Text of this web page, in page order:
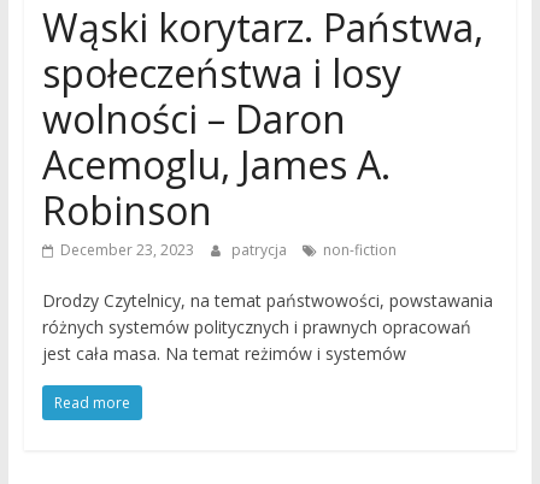
Wąski korytarz. Państwa,
społeczeństwa i losy
wolności – Daron
Acemoglu, James A.
Robinson
December 23, 2023 patrycja non-fiction
Drodzy Czytelnicy, na temat państwowości, powstawania
różnych systemów politycznych i prawnych opracowań
jest cała masa. Na temat reżimów i systemów
Read more